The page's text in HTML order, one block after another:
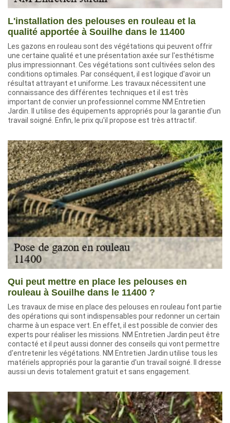
L'installation des pelouses en rouleau et la
qualité apportée à Souilhe dans le 11400
Les gazons en rouleau sont des végétations qui peuvent offrir
une certaine qualité et une présentation axée sur l'esthétisme
plus impressionnant. Ces végétations sont cultivées selon des
conditions optimales. Par conséquent, il est logique d'avoir un
résultat attrayant et uniforme. Les travaux nécessitent une
connaissance des différentes techniques et il est très
important de convier un professionnel comme NM Entretien
Jardin. Il utilise des équipements appropriés pour la garantie d'un
travail soigné. Enfin, le prix qu'il propose est très attractif.
Qui peut mettre en place les pelouses en
rouleau à Souilhe dans le 11400 ?
Les travaux de mise en place des pelouses en rouleau font partie
des opérations qui sont indispensables pour redonner un certain
charme à un espace vert. En effet, il est possible de convier des
experts pour réaliser les missions. NM Entretien Jardin peut être
contacté et il peut aussi donner des conseils qui vont permettre
d'entretenir les végétations. NM Entretien Jardin utilise tous les
matériels appropriés pour la garantie d'un travail soigné. Il dresse
aussi un devis totalement gratuit et sans engagement.